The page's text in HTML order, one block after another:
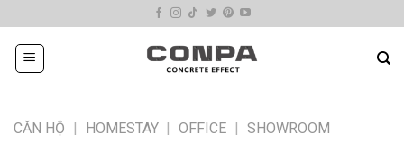
to
content
CĂN HỘ | HOMESTAY | OFFICE | SHOWROOM